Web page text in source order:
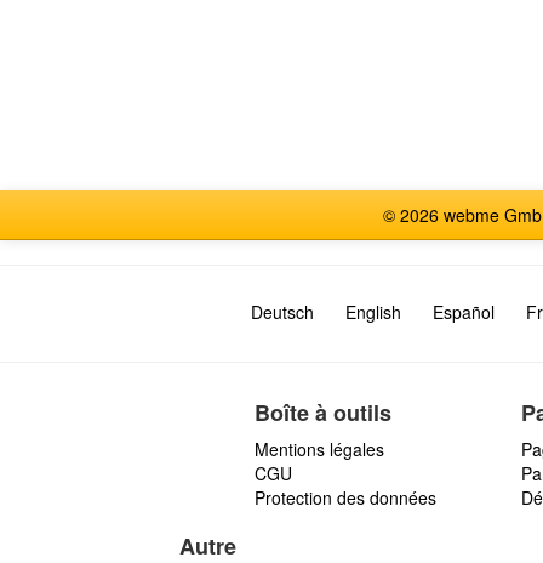
© 2026 webme
Deutsch English Español
Boîte à outils
Mentions légales
CGU
Protection des données
Autre